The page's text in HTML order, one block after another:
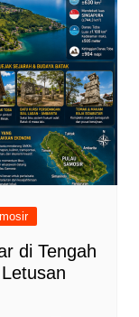
di Tengah